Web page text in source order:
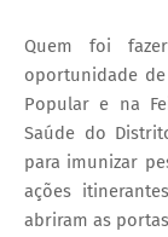
Quem foi
oportunidade
Popular e na
Saúde do
para imunizar
ações
abriram as